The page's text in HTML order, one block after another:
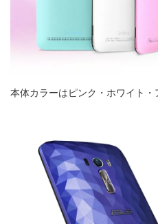
本体カラーはピンク・ホワイト・